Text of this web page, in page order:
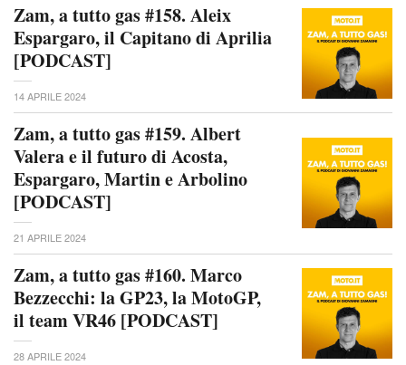
Zam, a tutto gas #158. Aleix
Espargaro, il Capitano di Aprilia
[PODCAST]
14 APRILE 2024
Zam, a tutto gas #159. Albert
Valera e il futuro di Acosta,
Espargaro, Martin e Arbolino
[PODCAST]
21 APRILE 2024
Zam, a tutto gas #160. Marco
Bezzecchi: la GP23, la MotoGP,
il team VR46 [PODCAST]
28 APRILE 2024